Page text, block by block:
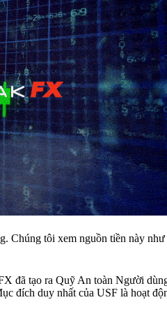
Chúng tôi xem nguồn tiền này
đã tạo ra Quỹ An toàn Người
đích duy nhất của USF là hoạt